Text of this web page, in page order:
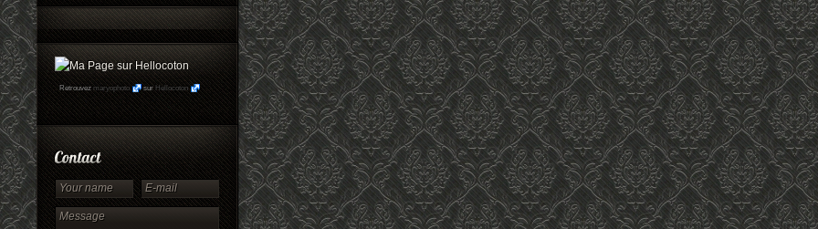
Retrouvez maryophoto sur Hellocoton